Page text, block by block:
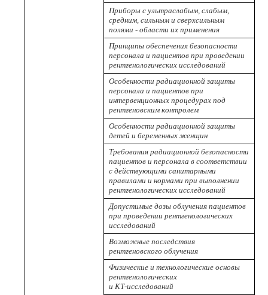
Приборы с ультраслабым, слабым,
средним, сильным и сверхсильным
полями - области их применения
Принципы обеспечения безопасности
персонала и пациентов при проведении
рентгенологических исследований
Особенности радиационной защиты
персонала и пациентов при
интервенционных процедурах под
рентгеновским контролем
Особенности радиационной защиты
детей и беременных женщин
Требования радиационной безопасности
пациентов и персонала в соответствии
с действующими санитарными
правилами и нормами при выполнении
рентгенологических исследований
Допустимые дозы облучения пациентов
при проведении рентгенологических
исследований
Возможные последствия
рентгеновского облучения
Физические и технологические основы
рентгенологических
и КТ-исследований